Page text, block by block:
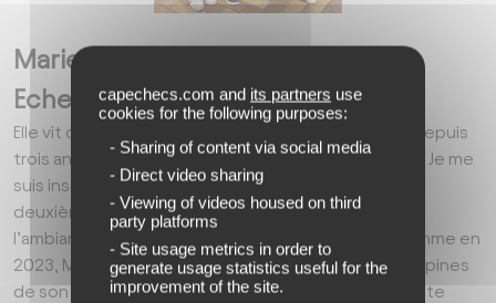
Marie-Fatou Diallo et sa maman :
Echecs, plage et mer… Le rêve !
Elle vit dans le 17 e arrondissement de Paris et joue depuis
trois ans : « J’ai essayé dans mon école et ça m’a plu. Je me
suis inscrite dans un club, à Nomad’Echecs. C’est la
deuxième fois que je viens au Cap d’Agde. J’adore
l’ambiance et ce sont des petites vacances… » Comme en
2023, Marie-Fatou a retrouvé des copains et des copines
de son club au centre de la CCAS. « Ils sont une petite
capechecs.com and its partners use
cookies for the following purposes:
- Sharing of content via social media
- Direct video sharing
- Viewing of videos housed on third
party platforms
- Site usage metrics in order to
generate usage statistics useful for the
improvement of the site.